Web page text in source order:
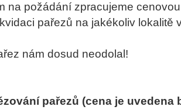
na požádání zpracujeme
pařezů na jakékoliv lokalitě
nám dosud neodolal!
pařezů (cena je uvedena